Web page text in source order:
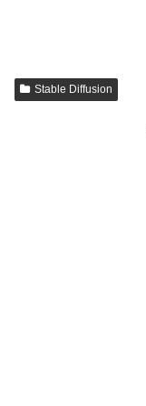
Stable Diffusion